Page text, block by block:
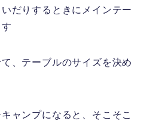
だりするときにメインテー
、テーブルのサイズを決め
ャンプになると、そこそこ